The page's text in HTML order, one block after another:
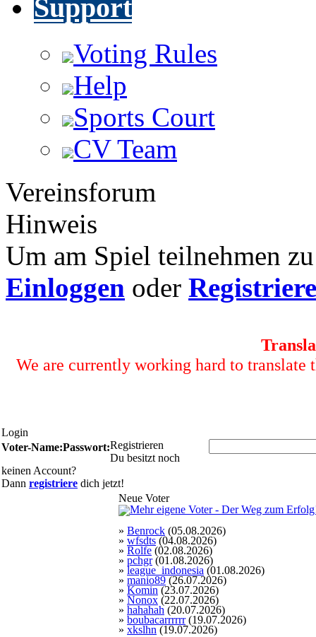
Support
Voting Rules
Help
Sports Court
CV Team
Vereinsforum
Hinweis
Um am Spiel teilnehmen
Einloggen oder
We are currently working hard to translate
Login
Voter-Name:Passwort:Registrieren
Du besitzt noch
keinen Account?
Dann registriere dich jetzt!
Neue Voter
» Benrock (05.08.2026)
» wfsdts (04.08.2026)
» Rolfe (02.08.2026)
» pchgr(01.08.2026)
» league_indonesia (01.08.2026)
» manio89 (26.07.2026)
» Komin (23.07.2026)
» Nonox (22.07.2026)
» hahahah (20.07.2026)
» boubacarrrrrr(19.07.2026)
» xkslhn (19.07.2026)